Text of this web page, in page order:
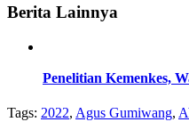
Berita Lainnya
Penelitian Kemenkes,
Tags: 2022, Agus Gumiwang,